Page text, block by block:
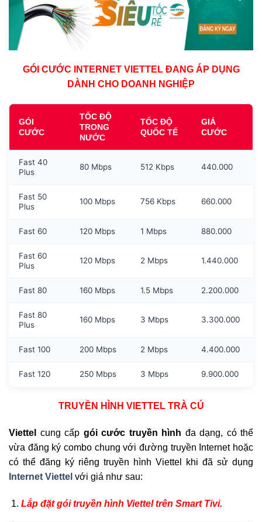
GÓI CƯỚC INTERNET VIETTEL ĐANG ÁP DỤNG
DÀNH CHO DOANH NGHIỆP
GÓI
CƯỚC
TỐC ĐỘ
TRONG
NƯỚC
TỐC ĐỘ
QUỐC TẾ
GIÁ
CƯỚC
Fast 40
Plus
80 Mbps 512 Kbps 440.000
Fast 50
Plus
100 Mbps 756 Kbps 660.000
Fast 60 120 Mbps 1 Mbps 880.000
Fast 60
Plus
120 Mbps 2 Mbps 1.440.000
Fast 80 160 Mbps 1.5 Mbps 2.200.000
Fast 80
Plus
160 Mbps 3 Mbps 3.300.000
Fast 100 200 Mbps 2 Mbps 4.400.000
Fast 120 250 Mbps 3 Mbps 9.900.000
TRUYỀN HÌNH VIETTEL TRÀ CÚ
Viettel cung cấp gói cước truyền hình đa dạng, có thể
vừa đăng ký combo chung với đường truyền Internet hoặc
có thể đăng ký riêng truyền hình Viettel khi đã sử dụng
Internet Viettel với giá như sau:
Lắp đặt gói truyền hình Viettel trên Smart Tivi.